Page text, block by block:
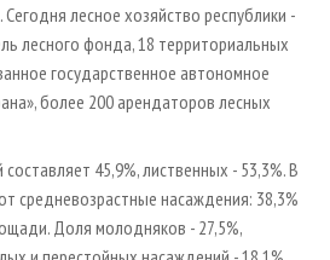
лесное хозяйство республики -
лесного фонда, 18 территориальных
государственное автономное
более 200 арендаторов лесных
45,9%, лиственных - 53,3%. В
средневозрастные насаждения: 38,3%
Доля молодняков - 27,5%,